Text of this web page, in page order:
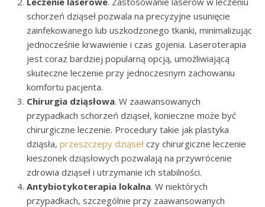
schorzeń dziąseł pozwala na precyzyjne usunięcie
zainfekowanego lub uszkodzonego tkanki, minimalizując
jednocześnie krwawienie i czas gojenia. Laseroterapia
jest coraz bardziej popularną opcją, umożliwiającą
skuteczne leczenie przy jednoczesnym zachowaniu
komfortu pacjenta.
Chirurgia dziąsłowa. W zaawansowanych
przypadkach schorzeń dziąseł, konieczne może być
chirurgiczne leczenie. Procedury takie jak plastyka
dziąsła, przeszczepy dziąseł czy chirurgiczne leczenie
kieszonek dziąsłowych pozwalają na przywrócenie
zdrowia dziąseł i utrzymanie ich stabilności.
Antybiotykoterapia lokalna. W niektórych
przypadkach, szczególnie przy zaawansowanych